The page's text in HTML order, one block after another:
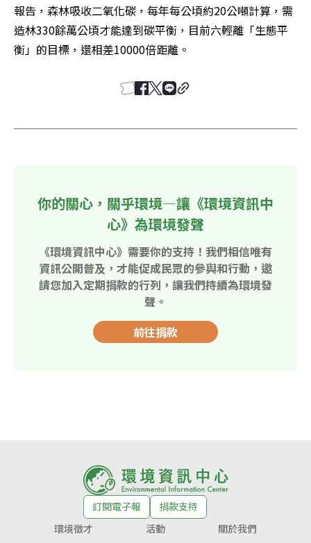
報告，森林吸收二氧化碳，每年每公頃約20公噸計算，需
造林330餘萬公頃才能達到碳平衡，目前六輕離「生態平
衡」的目標，還相差10000倍距離。
你的關心，關乎環境—讓《環境資訊中
心》為環境發聲
《環境資訊中心》需要你的支持！我們相信唯有
資訊公開普及，才能促成民眾的參與和行動，邀
請您加入定期捐款的行列，讓我們持續為環境發
聲。
前往捐款
訂閱電子報
捐款支持
環境徵才
活動
關於我們